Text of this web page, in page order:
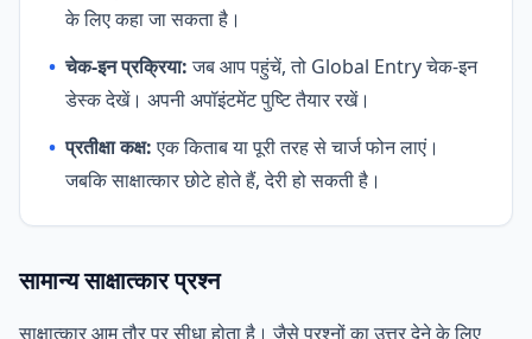
के लिए कहा जा सकता है।
• चेक-इन प्रक्रिया:जब आप पहुंचें, तो Global Entry चेक-इन
डेस्क देखें। अपनी अपॉइंटमेंट पुष्टि तैयार रखें।
• प्रतीक्षा कक्ष:एक किताब या पूरी तरह से चार्ज फोन लाएं।
जबकि साक्षात्कार छोटे होते हैं, देरी हो सकती है।
सामान्य साक्षात्कार प्रश्न
साक्षात्कार आम तौर पर सीधा होता है। जैसे प्रश्नों का उत्तर देने के लिए